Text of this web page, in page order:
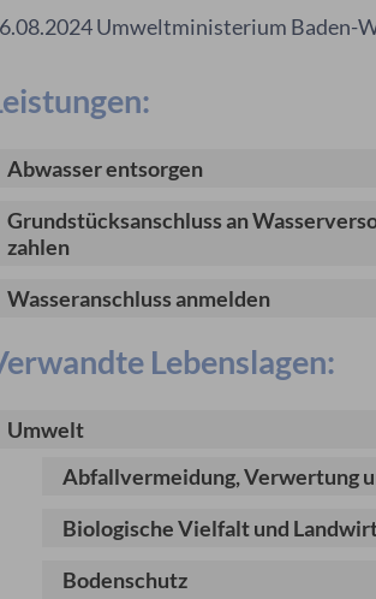
Umweltministerium Baden-
Abwasser entsorgen
Grundstücksanschluss an
zahlen
Wasseranschluss anmelden
Lebenslagen:
Umwelt
Abfallvermeidung, Verwertung
Biologische Vielfalt und
Bodenschutz